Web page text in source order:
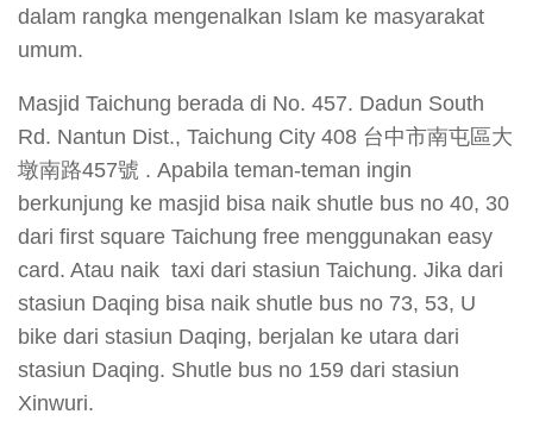
dalam rangka mengenalkan Islam ke masyarakat
umum.
Masjid Taichung berada di No. 457. Dadun South
Rd. Nantun Dist., Taichung City 408 台中市南屯區大
墩南路457號 . Apabila teman-teman ingin
berkunjung ke masjid bisa naik shutle bus no 40, 30
dari first square Taichung free menggunakan easy
card. Atau naik taxi dari stasiun Taichung. Jika dari
stasiun Daqing bisa naik shutle bus no 73, 53, U
bike dari stasiun Daqing, berjalan ke utara dari
stasiun Daqing. Shutle bus no 159 dari stasiun
Xinwuri.